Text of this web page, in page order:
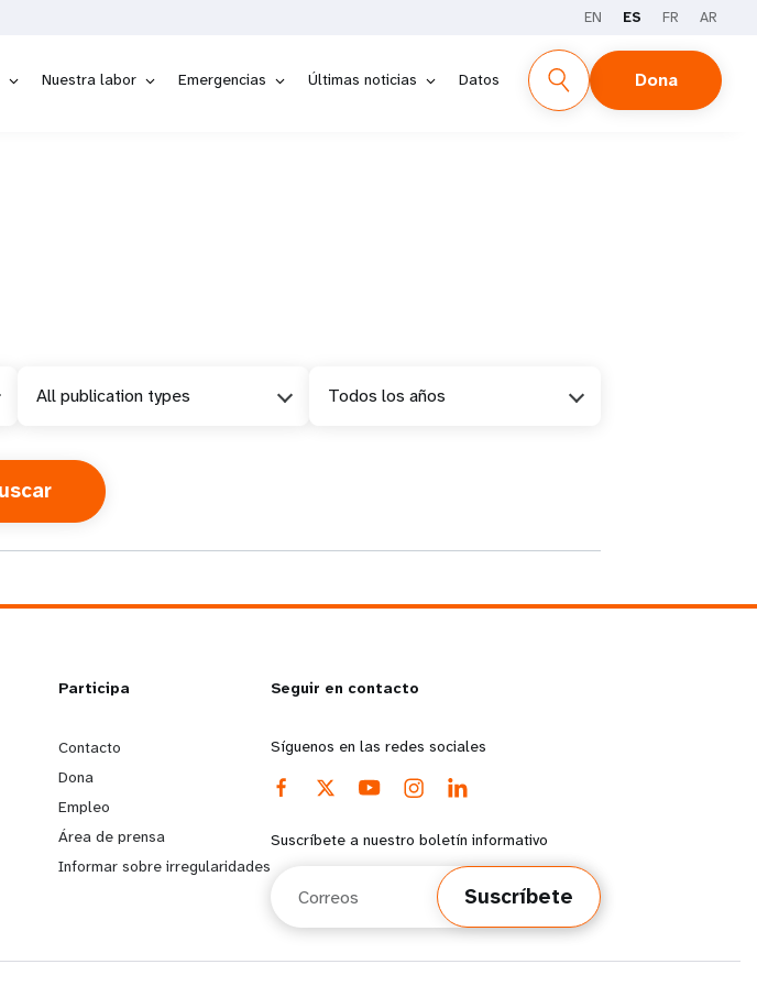
EN ES FR AR
Nuestra labor Emergencias Últimas noticias Datos Dona
All publication types Todos los años
G
o
b
e
Participa
Contacto
Dona
Empleo
Área de prensa
Informar sobre irregularidades
Seguir en contacto
Síguenos en las redes sociales
Suscríbete a nuestro boletín informativo
Suscríbete